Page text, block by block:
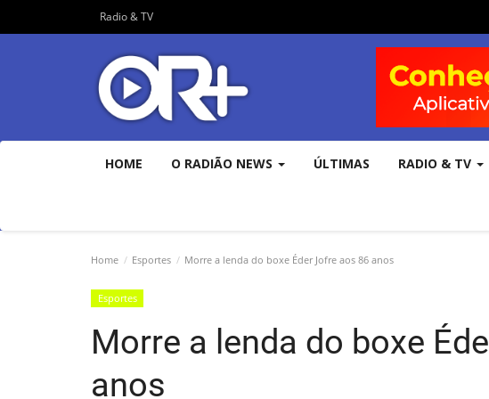
Radio & TV
HOME O RADIÃO NEWS ÚLTIMAS RADIO & TV
Home Esportes Morre a lenda do boxe Éder Jofre aos 86 anos
Esportes
Morre a lenda do boxe
anos